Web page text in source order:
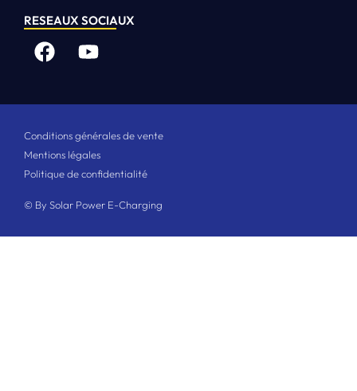
RESEAUX SOCIAUX
© By Solar Power E-Charging
Conditions générales de vente
Mentions légales
Politique de confidentialité